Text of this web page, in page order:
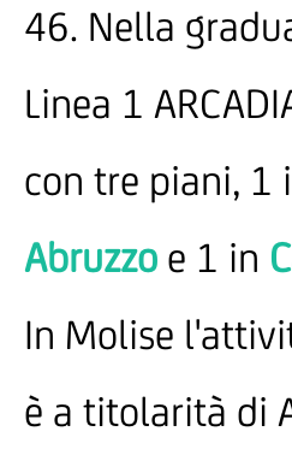
46. Nella
Linea 1
con tre piani, 1
Abruzzo e 1 in
In Molise
è a titolarità di